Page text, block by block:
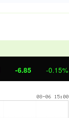
-6.85 -0.15%